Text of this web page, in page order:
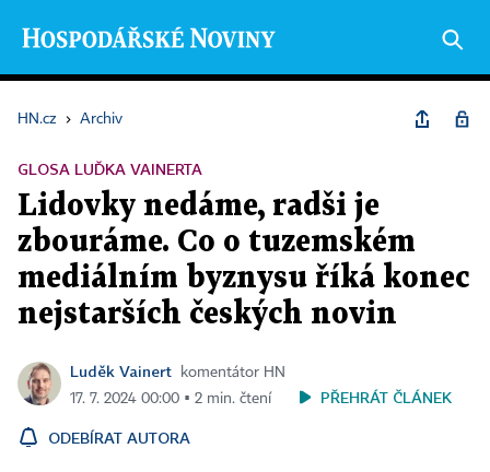
HN.cz › Archiv
GLOSA LUĎKA VAINERTA
Lidovky nedáme, radši je
zbouráme. Co o tuzemském
mediálním byznysu říká konec
nejstarších českých novin
Luděk Vainert
komentátor HN
17. 7. 2024 00:00 ▪ 2 min. čtení
PŘEHRÁT ČLÁNEK
ODEBÍRAT AUTORA